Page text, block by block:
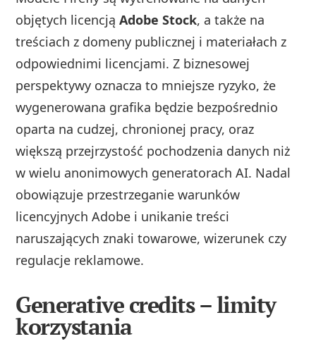
objętych licencjąAdobe Stock, a także na
treściach z domeny publicznej i materiałach z
odpowiednimi licencjami. Z biznesowej
perspektywy oznacza to mniejsze ryzyko, że
wygenerowana grafika będzie bezpośrednio
oparta na cudzej, chronionej pracy, oraz
większą przejrzystość pochodzenia danych niż
w wielu anonimowych generatorach AI. Nadal
obowiązuje przestrzeganie warunków
licencyjnych Adobe i unikanie treści
naruszających znaki towarowe, wizerunek czy
regulacje reklamowe.
Generative credits – limity
korzystania